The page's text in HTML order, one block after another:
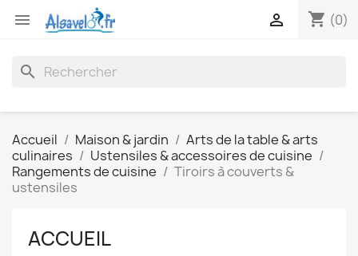
 shopping_cart (0)

search
Accueil Maison & jardin
Arts de la table & arts
culinaires
Ustensiles & accessoires de cuisine
Rangements de cuisine
Tiroirs à couverts &
ustensiles
ACCUEIL